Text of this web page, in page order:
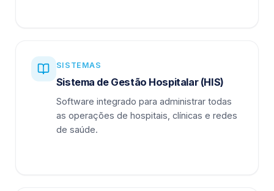
SISTEMAS
Sistema de Gestão Hospitalar (HIS)
Software integrado para administrar todas
as operações de hospitais, clínicas e redes
de saúde.